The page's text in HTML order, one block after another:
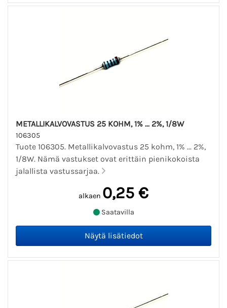
METALLIKALVOVASTUS 25 KOHM, 1% ... 2%, 1/8W
106305
Tuote 106305. Metallikalvovastus 25 kohm, 1% ... 2%,
1/8W. Nämä vastukset ovat erittäin pienikokoista
jalallista vastussarjaa.
alkaen 0,25 €
Saatavilla